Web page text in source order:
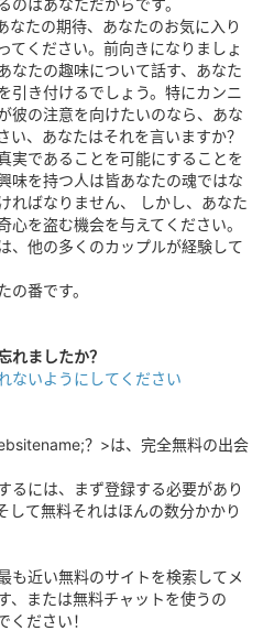
はあなただからです。
なたの期待、あなたのお気に入り
てください。前向きになりましょ
なたの趣味について話す、あなた
引き付けるでしょう。特にカンニ
彼の注意を向けたいのなら、あな
、あなたはそれを言いますか？
実であることを可能にすることを
味を持つ人は皆あなたの魂ではな
ればなりません、 しかし、あなた
を盗む機会を与えてください。
、他の多くのカップルが経験して
の番です。
れましたか？
ないようにしてください
？>は、完全無料の出会
るには、まず登録する必要があり
して無料それはほんの数分かかり
も近い無料のサイトを検索してメ
、または無料チャットを使うの
ください！